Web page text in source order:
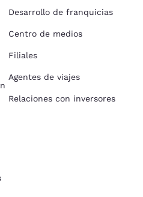
Desarrollo de franquicias
Centro de medios
Filiales
Agentes de viajes
Relaciones con inversores